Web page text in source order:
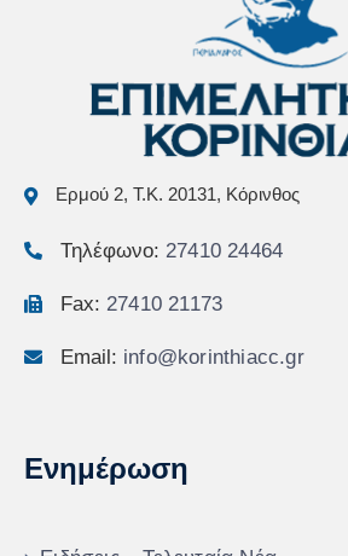
Ερμού 2, Τ.Κ. 20131, Κόρινθος
Τηλέφωνο: 27410 24464
Fax: 27410 21173
Email: info@korinthiacc.gr
Ενημέρωση